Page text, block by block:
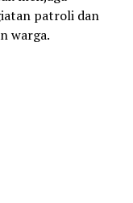
patroli dan
warga.